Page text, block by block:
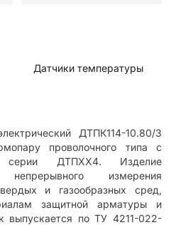
Датчики температуры
ДТПК114-10.80/3
проволочного типа с
серии ДТПХХ4. Изделие
измерения
и газообразных сред,
защитной арматуры и
выпускается по ТУ 4211-022-